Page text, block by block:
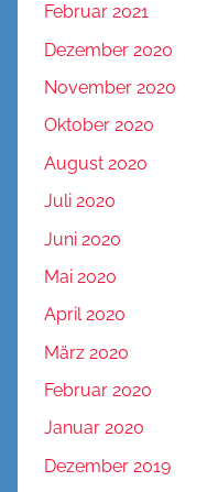
Februar 2021
Dezember 2020
November 2020
Oktober 2020
August 2020
Juli 2020
Juni 2020
Mai 2020
April 2020
März 2020
Februar 2020
Januar 2020
Dezember 2019